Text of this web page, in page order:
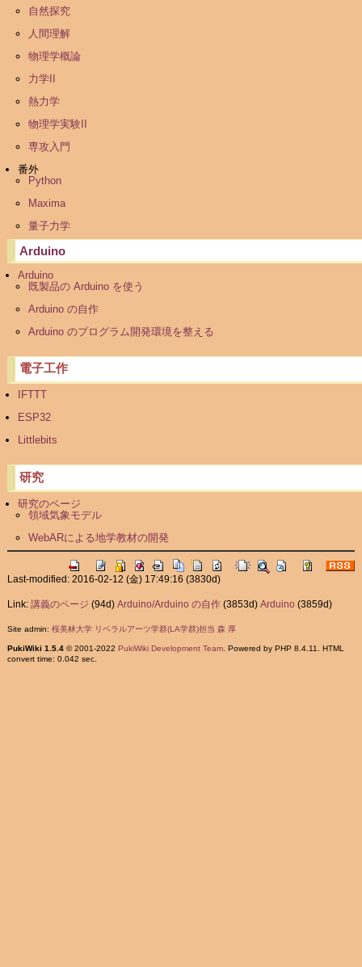
自然探究
人間理解
物理学概論
力学II
熱力学
物理学実験II
専攻入門
番外
Python
Maxima
量子力学
Arduino
Arduino
既製品の Arduino を使う
Arduino の自作
Arduino のプログラム開発環境を整える
電子工作
IFTTT
ESP32
Littlebits
研究
研究のページ
領域気象モデル
WebARによる地学教材の開発
Last-modified: 2016-02-12 (金) 17:49:16 (3830d)
Link: 講義のページ (94d) Arduino/Arduino の自作(3853d) Arduino (3859d)
Site admin: 桜美林大学 リベラルアーツ学群(LA学群)担当 森 厚
PukiWiki 1.5.4© 2001-2022 PukiWiki Development Team. Powered by PHP 8.4.11. HTML
convert time: 0.042 sec.